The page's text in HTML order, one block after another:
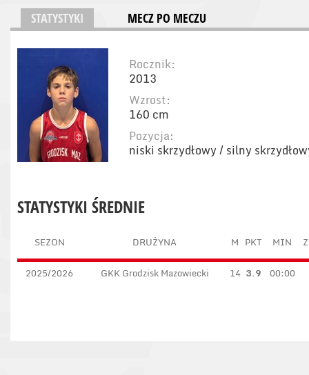
STATYSTYKI MECZ PO MECZU
Rocznik:
2013
Wzrost:
160 cm
Pozycja:
niski skrzydłowy / silny
STATYSTYKI ŚREDNIE
SEZON DRUŻYNA M PKT MIN
2025/2026 GKK Grodzisk Mazowiecki 14 3.9 00:00